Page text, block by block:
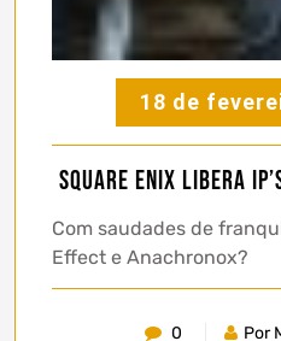
18 de
Square Enix libera
Com saudades de
Effect e Anachronox?
0 Por